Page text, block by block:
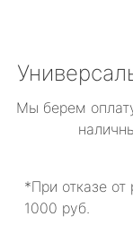
Мы берем
*При отказе от
1000 руб.